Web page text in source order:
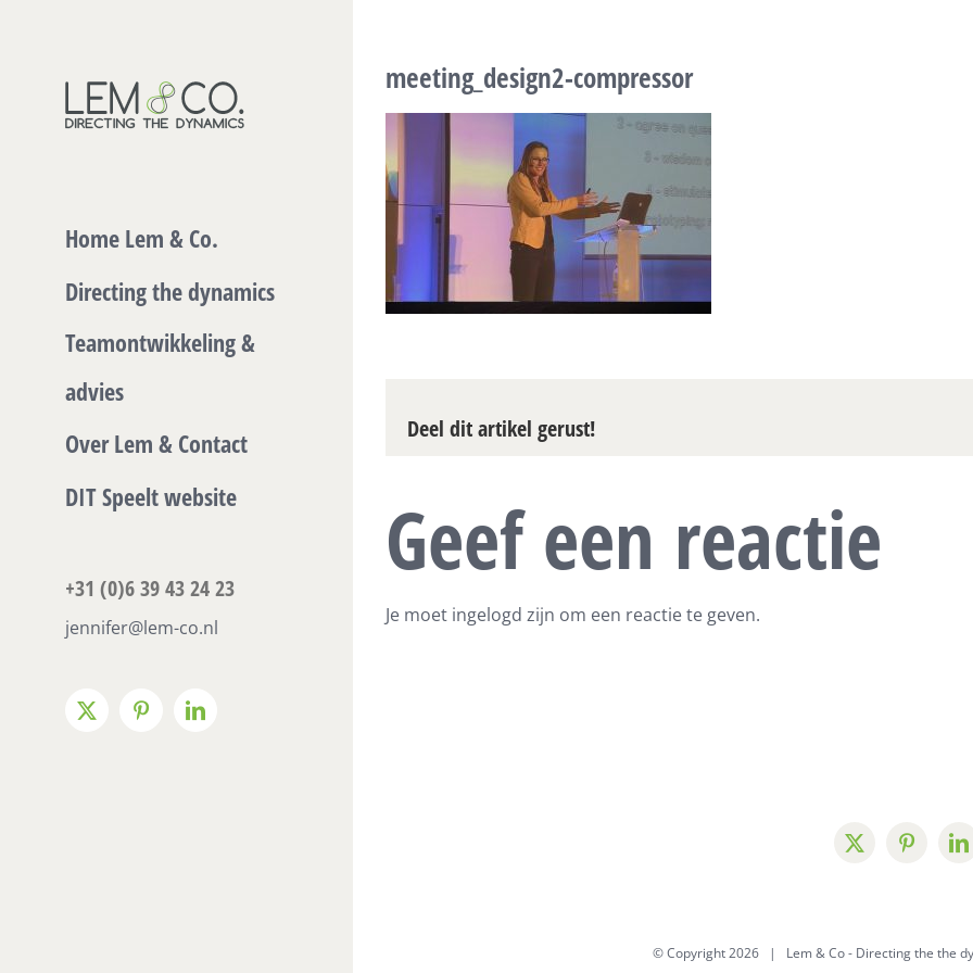
Home Lem & Co.
Directing the dynamics
Teamontwikkeling &
advies
Over Lem & Contact
DIT Speelt website
+31 (0)6 39 43 24 23
jennifer@lem-co.nl
X PinterestLinkedIn
meeting_design2-compressor
Deel dit artikel gerust!
Geef een reactie
Je moet ingelogd zijn om een reactie te geven.
© Copyright2026 | Lem & Co - Directing the the